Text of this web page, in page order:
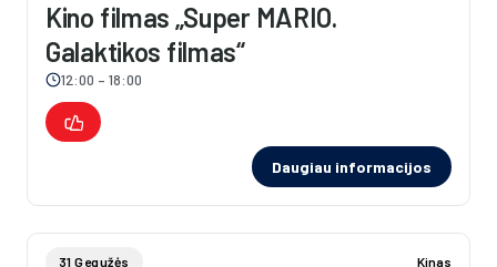
Kino filmas „Super MARIO.
Galaktikos filmas“
12:00 – 18:00
Daugiau informacijos
31 Gegužės Kinas